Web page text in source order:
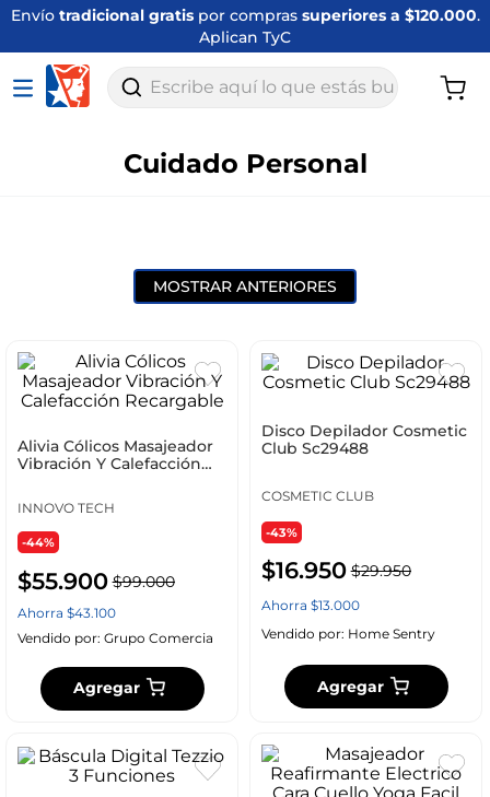
Envío tradicional gratispor compras superiores a $120.000.
Aplican TyC
Escribe aquí lo que estás buscando
Cuidado Personal
MOSTRAR ANTERIORES
Alivia Cólicos Masajeador
Vibración Y Calefacción
INNOVO TECH
-44%
$55.900 $99.000
Ahorra $43.100
Vendido por: Grupo Comercia
Agregar
Disco Depilador Cosmetic
Club Sc29488
COSMETIC CLUB
-43%
$16.950 $29.950
Ahorra $13.000
Vendido por: Home Sentry
Agregar